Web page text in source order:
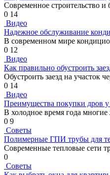
Современное строительство и
0 14
Видео
Надежное обслуживание
В современном мире
0 12
Видео
Как правильно обустроить
Обустроить заезд на участок
0 14
Видео
Преимущества покупки дров
В холодное время года
0 9
Советы
Полимерные ГПИ трубы для
Современные тепловые сети
0
Советы